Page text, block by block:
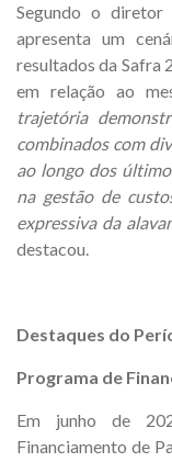
Segundo o
apresenta um
resultados da Safra
em relação ao
trajetória
combinados com
ao longo dos
na gestão de
expressiva da
destacou.
Destaques do
Programa de
Em junho de
Financiamento de